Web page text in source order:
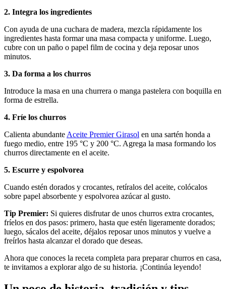
2. Integra los ingredientes
Con ayuda de una cuchara de madera, mezcla rápidamente los
ingredientes hasta formar una masa compacta y uniforme. Luego,
cubre con un paño o papel film de cocina y deja reposar unos
minutos.
3. Da forma a los churros
Introduce la masa en una churrera o manga pastelera con boquilla en
forma de estrella.
4. Fríe los churros
Calienta abundante Aceite Premier Girasol en una sartén honda a
fuego medio, entre 195 °C y 200 °C. Agrega la masa formando los
churros directamente en el aceite.
5. Escurre y espolvorea
Cuando estén dorados y crocantes, retíralos del aceite, colócalos
sobre papel absorbente y espolvorea azúcar al gusto.
Tip Premier: Si quieres disfrutar de unos churros extra crocantes,
fríelos en dos pasos: primero, hasta que estén ligeramente dorados;
luego, sácalos del aceite, déjalos reposar unos minutos y vuelve a
freírlos hasta alcanzar el dorado que deseas.
Ahora que conoces la receta completa para preparar churros en casa,
te invitamos a explorar algo de su historia. ¡Continúa leyendo!